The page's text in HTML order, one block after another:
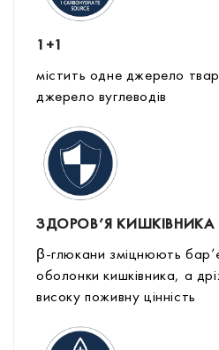
1+1
містить одне джерело
джерело вуглеводів
ЗДОРОВ’Я КИШКІВНИКА
β-глюкани зміцнюють
оболонки кишківника, а
високу поживну цінність